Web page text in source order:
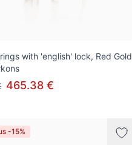
with 'english' lock, Red Gold
465.38 €
-15%